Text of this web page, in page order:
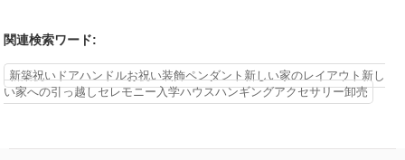
関連検索ワード:
新築祝いドアハンドルお祝い装飾ペンダント新しい家のレイアウト新し
い家への引っ越しセレモニー入学ハウスハンギングアクセサリー卸売